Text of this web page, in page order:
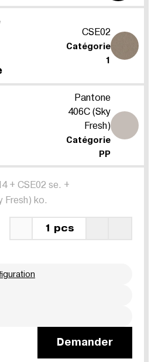
CSE02
Catégorie
1
Pantone
406C (Sky
Fresh)
Catégorie
PP
+ CSE02 se. +
Fresh) ko.
1 pcs
Demander